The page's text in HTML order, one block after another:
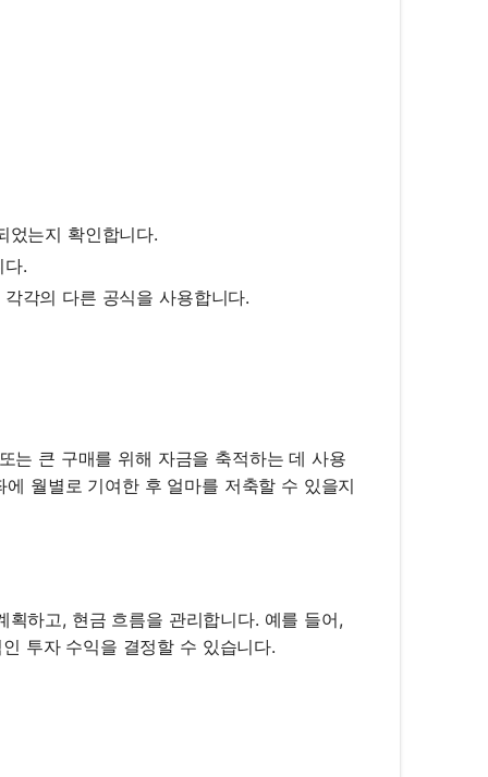
었는지 확인합니다.
다.
각의 다른 공식을 사용합니다.
는 큰 구매를 위해 자금을 축적하는 데 사용
월별로 기여한 후 얼마를 저축할 수 있을지
하고, 현금 흐름을 관리합니다. 예를 들어,
투자 수익을 결정할 수 있습니다.